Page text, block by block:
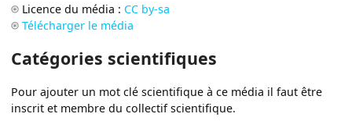
Licence du média : CC by-sa
Télécharger le média
Catégories scientifiques
Pour ajouter un mot clé scientifique à ce média il faut être
inscrit et membre du collectif scientifique.